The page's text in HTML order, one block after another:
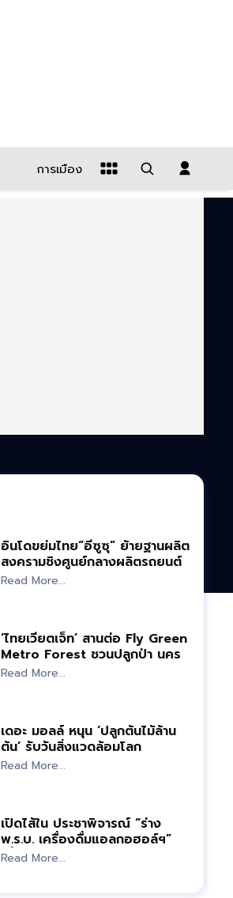
การเมือง
อินโดขย่มไทย“อีซูซุ” ย้ายฐานผลิต
สงครามชิงศูนย์กลางผลิตรถยนต์
อาเซียน
Read More...
‘ไทยเวียตเจ็ท’ สานต่อ Fly Green
Metro Forest ชวนปลูกป่า นคร
เชียงใหม่
Read More...
เดอะ มอลล์ หนุน ‘ปลูกต้นไม้ล้าน
ต้น’ รับวันสิ่งแวดล้อมโลก
Read More...
เปิดไส้ใน ประชาพิจารณ์ “ร่าง
พ.ร.บ. เครื่องดื่มแอลกอฮอล์ฯ”
เพื่อใคร?
Read More...